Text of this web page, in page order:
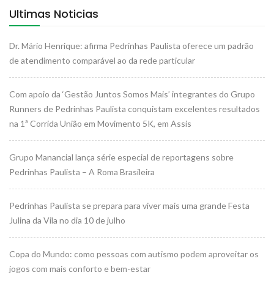
Ultimas Noticias
Dr. Mário Henrique: afirma Pedrinhas Paulista oferece um padrão
de atendimento comparável ao da rede particular
Com apoio da ‘Gestão Juntos Somos Mais’ integrantes do Grupo
Runners de Pedrinhas Paulista conquistam excelentes resultados
na 1ª Corrida União em Movimento 5K, em Assis
Grupo Manancial lança série especial de reportagens sobre
Pedrinhas Paulista – A Roma Brasileira
Pedrinhas Paulista se prepara para viver mais uma grande Festa
Julina da Vila no dia 10 de julho
Copa do Mundo: como pessoas com autismo podem aproveitar os
jogos com mais conforto e bem-estar